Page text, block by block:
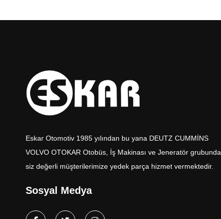
Eskar Otomotiv 1985 yılından bu yana DEUTZ CUMMİNS
VOLVO OTOKAR Otobüs, İş Makinası ve Jeneratör grubunda
siz değerli müşterilerimize yedek parça hizmet vermektedir.
Sosyal Medya